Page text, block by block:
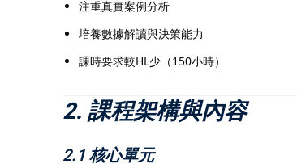
注重真實案例分析
培養數據解讀與決策能力
課時要求較HL少（150小時）
2. 課程架構與內容
2.1 核心單元